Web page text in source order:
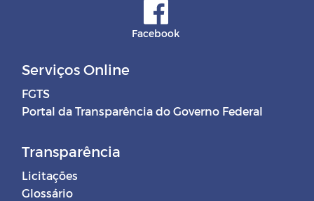
Facebook
Serviços Online
FGTS
Portal da Transparência do Governo Federal
Transparência
Licitações
Glossário